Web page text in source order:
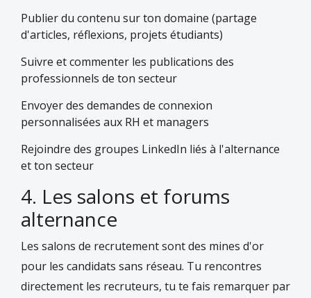
Publier du contenu sur ton domaine (partage
d'articles, réflexions, projets étudiants)
Suivre et commenter les publications des
professionnels de ton secteur
Envoyer des demandes de connexion
personnalisées aux RH et managers
Rejoindre des groupes LinkedIn liés à l'alternance
et ton secteur
4. Les salons et forums
alternance
Les salons de recrutement sont des mines d'or
pour les candidats sans réseau. Tu rencontres
directement les recruteurs, tu te fais remarquer par